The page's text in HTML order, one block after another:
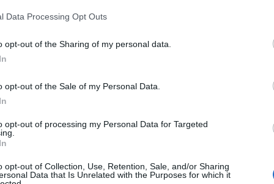
Data Processing Opt Outs
opt-out of the Sharing of my personal data.
opt-out of the Sale of my Personal Data.
opt-out of processing my Personal Data for Targeted
opt-out of Collection, Use, Retention, Sale, and/or Sharing
Data that Is Unrelated with the Purposes for which it
Nazionale DilettantiCosimo Sibilia
stampa di Conte: “Vorrei invitare le
a
riflettere seriamente sulla ventilata
sport dilettantistico.
sottoposte arigidi protocolliper il
ciò ha significato per decine di migliaia di
sociale senza eguali in Italia, un
impegno economico.Fermare lo sport di